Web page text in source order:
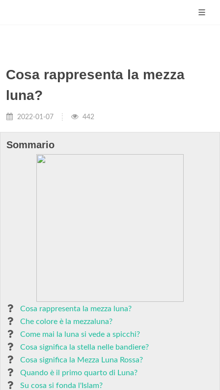
Cosa rappresenta la mezza
luna?
2022-01-07 442
Sommario
Cosa rappresenta la mezza luna?
Che colore è la mezzaluna?
Come mai la luna si vede a spicchi?
Cosa significa la stella nelle bandiere?
Cosa significa la Mezza Luna Rossa?
Quando è il primo quarto di Luna?
Su cosa si fonda l'Islam?